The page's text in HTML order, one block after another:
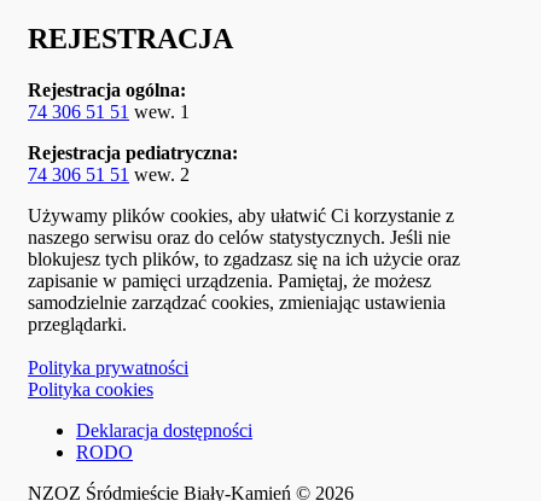
REJESTRACJA
Rejestracja ogólna:
74 306 51 51 wew. 1
Rejestracja pediatryczna:
74 306 51 51 wew. 2
Używamy plików cookies, aby ułatwić Ci korzystanie z
naszego serwisu oraz do celów statystycznych. Jeśli nie
blokujesz tych plików, to zgadzasz się na ich użycie oraz
zapisanie w pamięci urządzenia. Pamiętaj, że możesz
samodzielnie zarządzać cookies, zmieniając ustawienia
przeglądarki.
Polityka prywatności
Polityka cookies
Deklaracja dostępności
RODO
NZOZ Śródmieście Biały-Kamień © 2026